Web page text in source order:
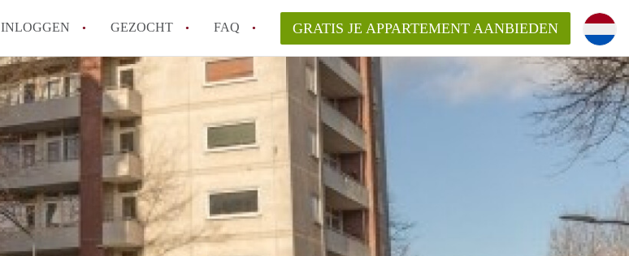
INLOGGEN GEZOCHT FAQ
How to translate AppartementHaarlem!
Wat is AppartementHaarlem?
Hoeveel kost het om te reageren op een Appartement in Haarlem?
Wat is de privacyverklaring van AppartementHaarlem?
Berekent AppartementHaarlem
makelaarsvergoeding/bemiddelingsvergoeding?
Alle veelgestelde vragen
GRATIS JE APPARTEMENT AANBIEDEN